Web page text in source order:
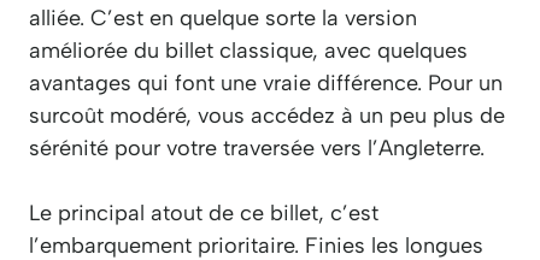
alliée. C’est en quelque sorte la version
améliorée du billet classique, avec quelques
avantages qui font une vraie différence. Pour un
surcoût modéré, vous accédez à un peu plus de
sérénité pour votre traversée vers l’Angleterre.
Le principal atout de ce billet, c’est
l’embarquement prioritaire. Finies les longues